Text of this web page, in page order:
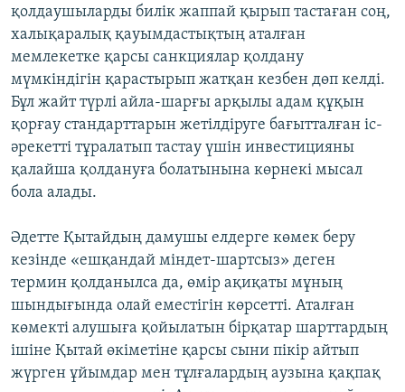
қолдаушыларды билік жаппай қырып тастаған соң,
халықаралық қауымдастықтың аталған
мемлекетке қарсы санкциялар қолдану
мүмкіндігін қарастырып жатқан кезбен дөп келді.
Бұл жайт түрлі айла-шарғы арқылы адам құқын
қорғау стандарттарын жетілдіруге бағытталған іс-
әрекетті тұралатып тастау үшін инвестицияны
қалайша қолдануға болатынына көрнекі мысал
бола алады.
Әдетте Қытайдың дамушы елдерге көмек беру
кезінде «ешқандай міндет-шартсыз» деген
термин қолданылса да, өмір ақиқаты мұның
шындығында олай еместігін көрсетті. Аталған
көмекті алушыға қойылатын бірқатар шарттардың
ішіне Қытай өкіметіне қарсы сыни пікір айтып
жүрген ұйымдар мен тұлғалардың аузына қақпақ